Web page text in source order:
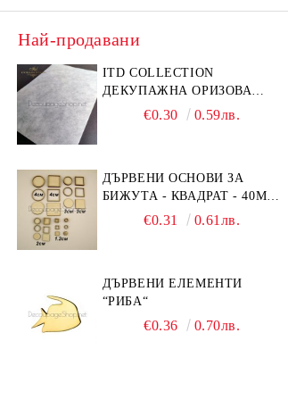
Най-продавани
ITD COLLECTION
ДЕКУПАЖНА ОРИЗОВА
ХАРТИЯ А5 БЯЛА - RC044
€0.30 0.59лв.
ДЪРВЕНИ ОСНОВИ ЗА
БИЖУТА - КВАДРАТ - 40ММ
- ОСНОВИ + РАМКА
€0.31 0.61лв.
ДЪРВЕНИ ЕЛЕМЕНТИ
“РИБА“
€0.36 0.70лв.